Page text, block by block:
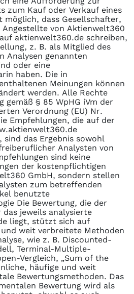
zum Kauf oder Verkauf eines
möglich, dass Gesellschafter,
Angestellte von Aktienwelt360
aktienwelt360.de schreiben,
z. B. als Mitglied des
Analysen genannten
oder eine
haben. Die in
Meinungen können
werden. Alle Rechte
gemäß § 85 WpHG iVm der
Verordnung (EU) Nr.
Empfehlungen, die auf der
das Ergebnis sowohl
Analysten von
sind keine
der kostenpflichtigen
GmbH, sondern stellen
zum betreffenden
benutzte
Die Bewertung, die der
jeweils analysierte
liegt, stützt sich auf
weit verbreitete Methoden
wie z. B. Discounted-
Terminal-Multiple-
Vergleich, „Sum of the
häufige und weit
Bewertungsmethoden. Das
Bewertung wird als